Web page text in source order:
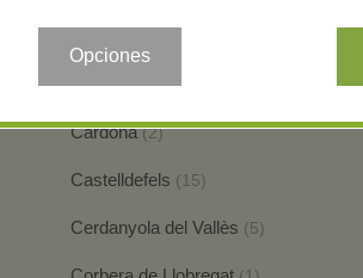
Opciones
Capellades(1)
Cardona(2)
Castelldefels (15)
Cerdanyola del Vallès (5)